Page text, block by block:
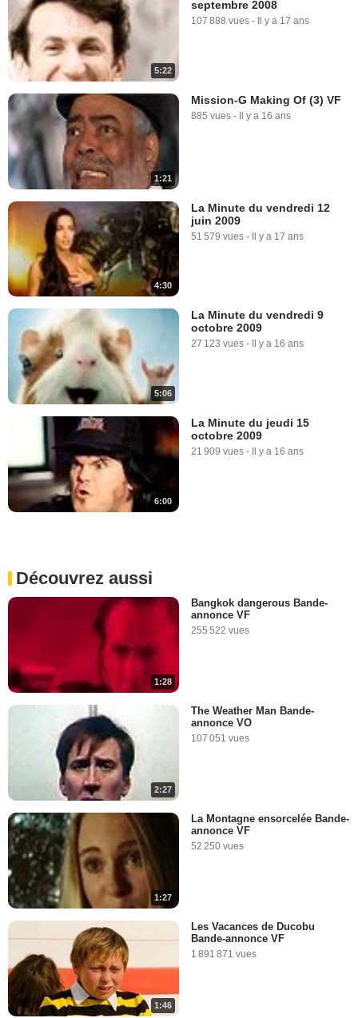
5:22
septembre 2008
107 888 vues - Il y a 17 ans
1:21
Mission-G Making Of (3) VF
885 vues - Il y a 16 ans
4:30
La Minute du vendredi 12
juin 2009
51 579 vues - Il y a 17 ans
5:06
La Minute du vendredi 9
octobre 2009
27 123 vues - Il y a 16 ans
6:00
La Minute du jeudi 15
octobre 2009
21 909 vues - Il y a 16 ans
Découvrez aussi
1:28
Bangkok dangerous Bande-
annonce VF
255 522 vues
2:27
The Weather Man Bande-
annonce VO
107 051 vues
1:27
La Montagne ensorcelée Bande-
annonce VF
52 250 vues
1:46
Les Vacances de Ducobu
Bande-annonce VF
1 891 871 vues